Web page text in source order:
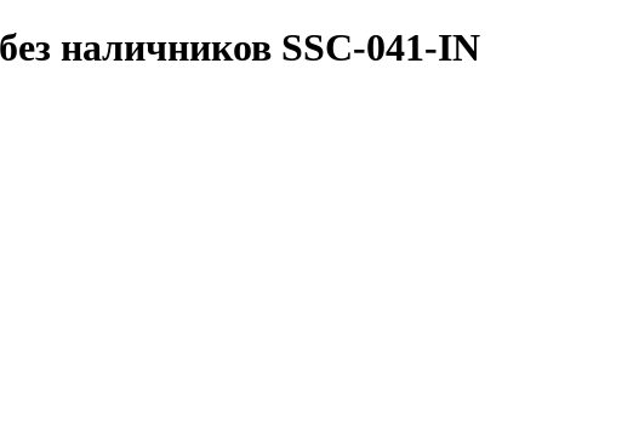
наличников SSC-041-IN